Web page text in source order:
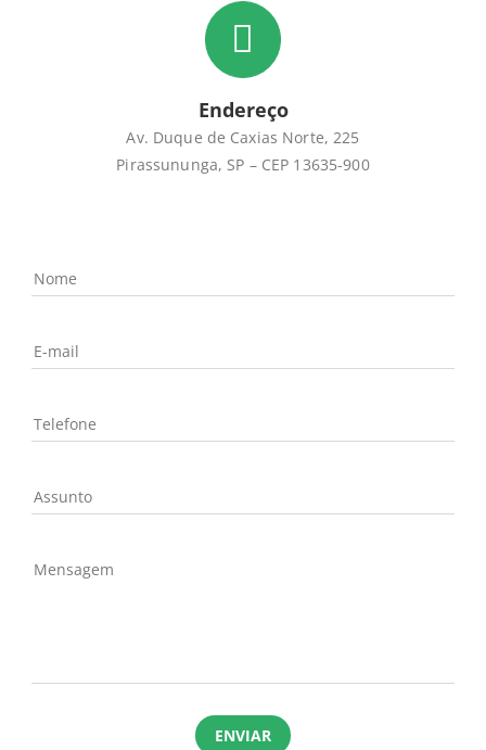
Endereço
Av. Duque de Caxias Norte, 225
Pirassununga, SP – CEP 13635-900
Nome
E-mail
Telefone
Assunto
Mensagem
ENVIAR